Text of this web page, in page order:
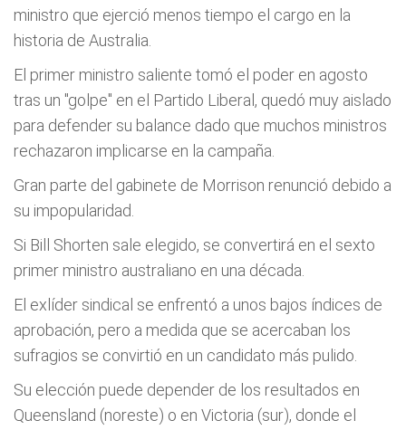
ministro que ejerció menos tiempo el cargo en la
historia de Australia.
El primer ministro saliente tomó el poder en agosto
tras un "golpe" en el Partido Liberal, quedó muy aislado
para defender su balance dado que muchos ministros
rechazaron implicarse en la campaña.
Gran parte del gabinete de Morrison renunció debido a
su impopularidad.
Si Bill Shorten sale elegido, se convertirá en el sexto
primer ministro australiano en una década.
El exlíder sindical se enfrentó a unos bajos índices de
aprobación, pero a medida que se acercaban los
sufragios se convirtió en un candidato más pulido.
Su elección puede depender de los resultados en
Queensland (noreste) o en Victoria (sur), donde el